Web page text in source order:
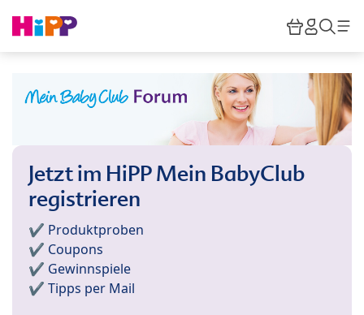
HiPP
Jetzt im HiPP Mein BabyClub
registrieren
✔️ Produktproben
✔️ Coupons
✔️ Gewinnspiele
✔️ Tipps per Mail